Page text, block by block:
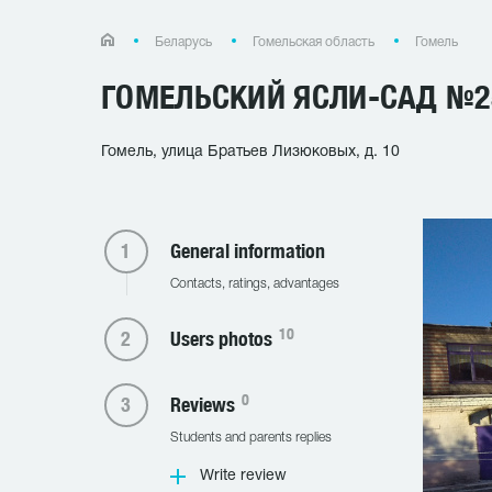
Беларусь Гомельская область Гомель
ГОМЕЛЬСКИЙ ЯСЛИ-САД
Гомель, улица Братьев Лизюковых, д. 10
General information
Contacts, ratings, advantages
Users photos 10
Reviews 0
Students and parents replies
Write review